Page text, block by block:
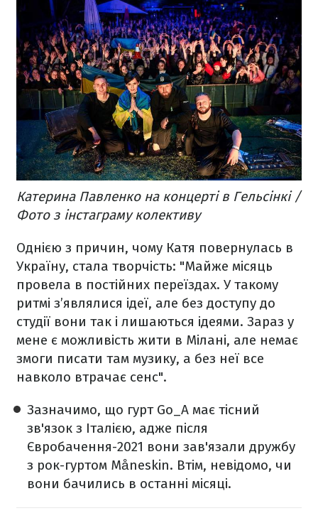
Катерина Павленко на концерті в Гельсінкі /
Фото з інстаграму колективу
Однією з причин, чому Катя повернулась в
Україну, стала творчість: "Майже місяць
провела в постійних переїздах. У такому
ритмі з’являлися ідеї, але без доступу до
студії вони так і лишаються ідеями. Зараз у
мене є можливість жити в Мілані, але немає
змоги писати там музику, а без неї все
навколо втрачає сенс".
Зазначимо, що гурт Go_A має тісний
зв'язок з Італією, адже після
Євробачення-2021 вони зав'язали дружбу
з рок-гуртом Måneskin. Втім, невідомо, чи
вони бачились в останні місяці.